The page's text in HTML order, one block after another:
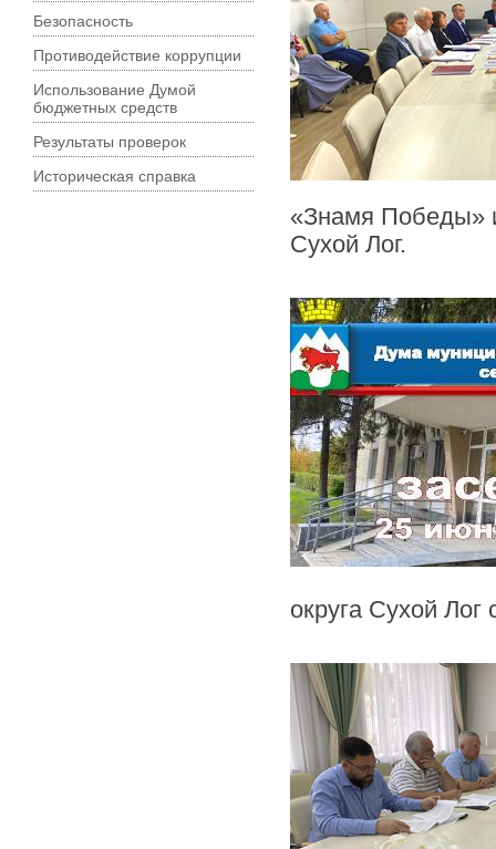
«Знамя Победы»
Сухой Лог.
округа Сухой Лог
Безопасность
Противодействие коррупции
Использование Думой
бюджетных средств
Результаты проверок
Историческая справка